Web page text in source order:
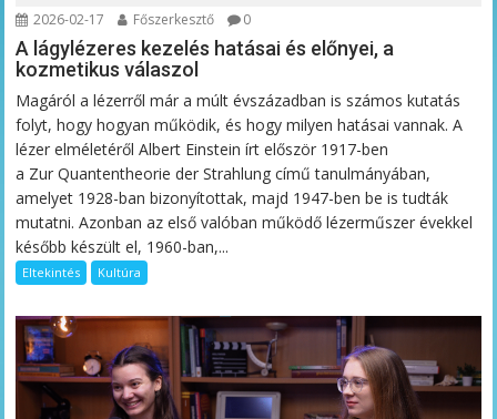
2026-02-17 Főszerkesztő 0
A lágylézeres kezelés hatásai és előnyei, a
kozmetikus válaszol
Magáról a lézerről már a múlt évszázadban is számos kutatás
folyt, hogy hogyan működik, és hogy milyen hatásai vannak. A
lézer elméletéről Albert Einstein írt először 1917-ben
a Zur Quantentheorie der Strahlung című tanulmányában,
amelyet 1928-ban bizonyítottak, majd 1947-ben be is tudták
mutatni. Azonban az első valóban működő lézerműszer évekkel
később készült el, 1960-ban,...
Eltekintés Kultúra